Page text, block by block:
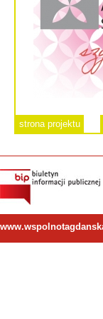
strona projektu